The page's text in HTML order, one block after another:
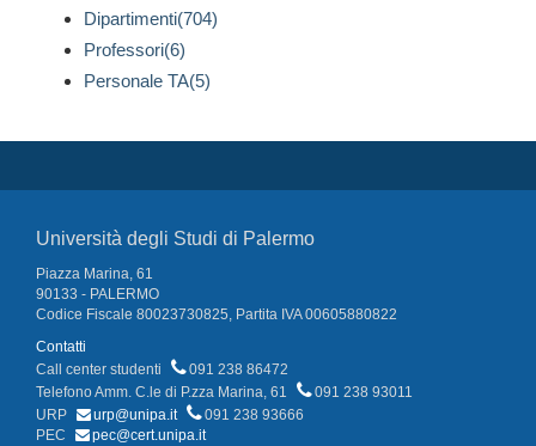
Dipartimenti(704)
Professori(6)
Personale TA(5)
Università degli Studi di Palermo
Piazza Marina, 61
90133 - PALERMO
Codice Fiscale 80023730825, Partita IVA 00605880822
Contatti
Call center studenti
091 238 86472
Telefono Amm. C.le di P.zza Marina, 61
091 238 93011
URP
urp@unipa.it
091 238 93666
PEC
pec@cert.unipa.it